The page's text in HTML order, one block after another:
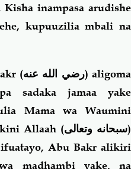
inampasa arudishe
kupuuzilia mbali na
(رضي الله عنه) aligoma
sadaka jamaa yake
Mama wa Waumini
Allaah (سبحانه وتعالى)
Abu Bakr alikiri
madhambi yake, na